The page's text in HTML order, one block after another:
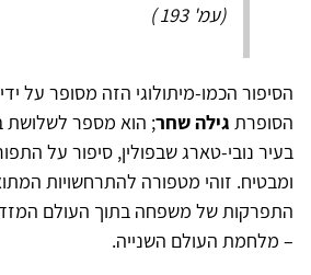
(עמ' 193 )
הסיפור הכמו-מיתולוגי הזה מסופר על
הסופרת גילה שחר; הוא מספר לשלושת
בעיר נובי-טארג שבפולין, סיפור על
ומבטיח. זוהי מטפורה להתרחשויות
התפרקות של משפחה בתוך העולם
– מלחמת העולם השנייה.